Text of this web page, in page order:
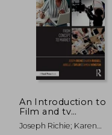
45%
An Introduction to
Film and tv
Production: From
Concept to Market
Joseph Richie; Karen